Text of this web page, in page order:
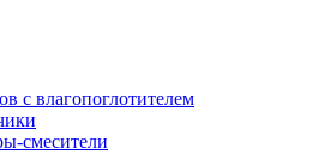
с влагопоглотителем
смесители